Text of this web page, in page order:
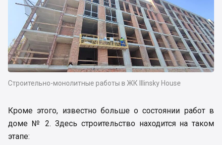
Строительно-монолитные работы в ЖК Illinsky House
Кроме этого, известно больше о состоянии работ в
доме № 2. Здесь строительство находится на таком
этапе: